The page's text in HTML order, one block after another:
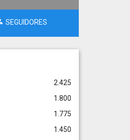
SEGUIDORES
2.425
1.800
1.775
1.450